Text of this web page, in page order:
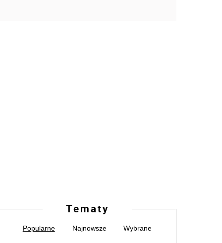
Tematy
Popularne Najnowsze Wybrane